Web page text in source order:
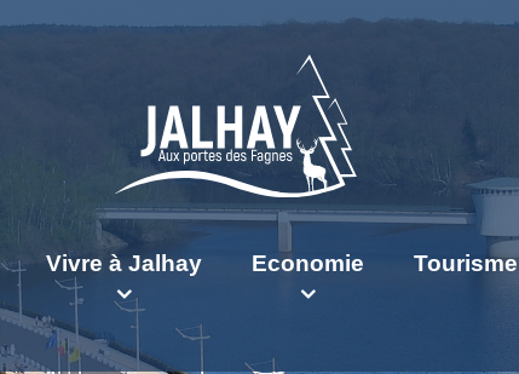
Vivre à Jalhay Economie Tourisme